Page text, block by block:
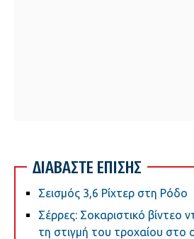
ΔΙΑΒΑΣΤΕ ΕΠΙΣΗΣ
Σεισμός 3,6 Ρίχτερ στη Ρόδο
Σέρρες: Σοκαριστικό βίντεο
τη στιγμή του τροχαίου στο